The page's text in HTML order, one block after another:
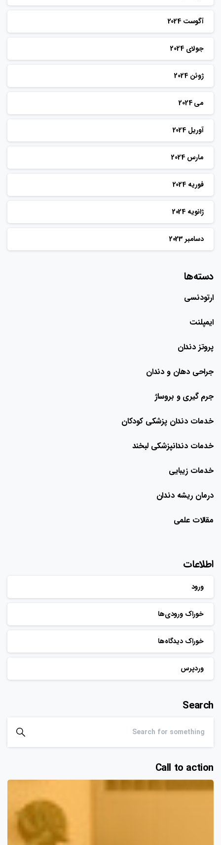
آگوست 2024
جولای 2024
ژوئن 2024
می 2024
آوریل 2024
مارس 2024
فوریه 2024
ژانویه 2024
دسامبر 2023
دسته‌ها
ارتودنسی
ایمپلنت
پروتز دندان
جراحی دهان و دندان
جرم گیری و بروساژ
خدمات دندان پزشکی کودکان
خدمات دندانپزشکی لبخند
خدمات زیبایی
درمان ریشه دندان
مقالات علمی
اطلاعات
ورود
خوراک ورودی‌ها
خوراک دیدگاه‌ها
وردپرس
Search
Call to action